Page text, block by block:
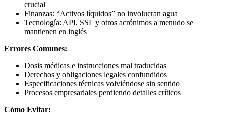
crucial
Finanzas: “Activos líquidos” no involucran agua
Tecnología: API, SSL y otros acrónimos a menudo se
mantienen en inglés
Errores Comunes:
Dosis médicas e instrucciones mal traducidas
Derechos y obligaciones legales confundidos
Especificaciones técnicas volviéndose sin sentido
Procesos empresariales perdiendo detalles críticos
Cómo Evitar: